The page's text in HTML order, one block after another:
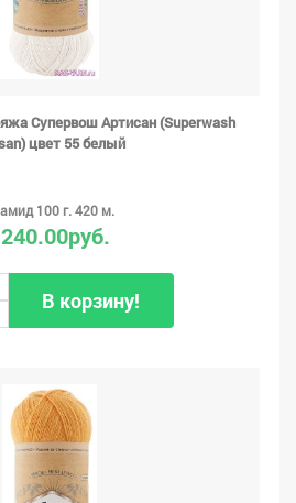
Супервош Артисан (Superwash
цвет 55 белый
100 г. 420 м.
240.00руб.
В корзину!